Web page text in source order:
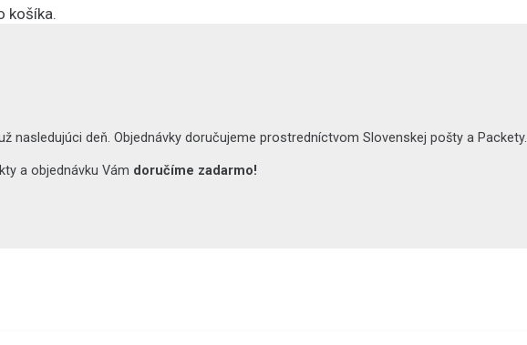
košíka.
nasledujúci deň. Objednávky doručujeme prostredníctvom Slovenskej pošty a Packety.
a objednávku Vám doručíme zadarmo!